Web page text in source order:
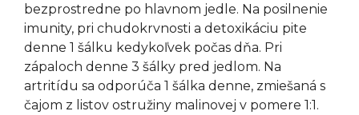
bezprostredne po hlavnom jedle. Na posilnenie
imunity, pri chudokrvnosti a detoxikáciu pite
denne 1 šálku kedykoľvek počas dňa. Pri
zápaloch denne 3 šálky pred jedlom. Na
artritídu sa odporúča 1 šálka denne, zmiešaná s
čajom z listov ostružiny malinovej v pomere 1:1.